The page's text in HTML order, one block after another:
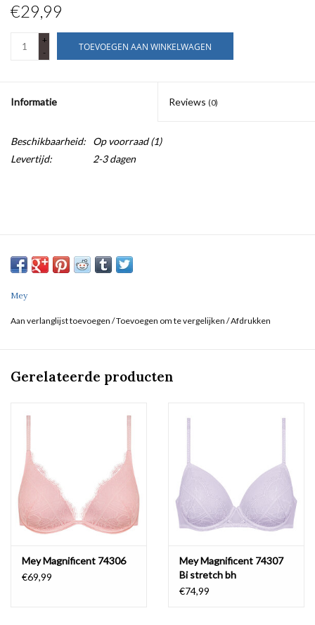
€29,99
+
-
TOEVOEGEN AAN WINKELWAGEN
Informatie Reviews (0)
Beschikbaarheid: Op voorraad(1)
Levertijd:
2-3 dagen
Mey
Aan verlanglijst toevoegen /Toevoegen om te vergelijken /Afdrukken
Gerelateerde producten
Mey Magnificent 74306
€69,99
Mey Magnificent 74307
Bi stretch bh
€74,99